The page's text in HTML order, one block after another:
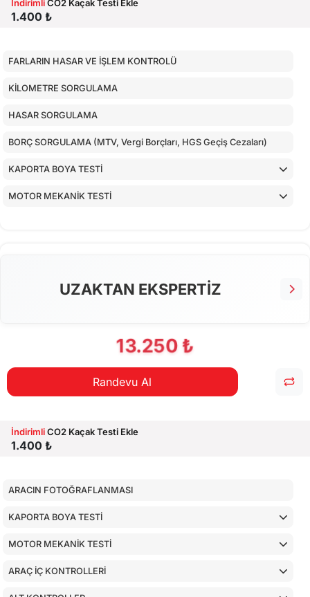
İndirimliCO2 Kaçak Testi Ekle
1.400 ₺
FARLARIN HASAR VE İŞLEM KONTROLÜ
KİLOMETRE SORGULAMA
HASAR SORGULAMA
BORÇ SORGULAMA (MTV, Vergi Borçları, HGS Geçiş Cezaları)
KAPORTA BOYA TESTİ
MOTOR MEKANİK TESTİ
UZAKTAN EKSPERTİZ
13.250 ₺
Randevu Al
İndirimliCO2 Kaçak Testi Ekle
1.400 ₺
ARACIN FOTOĞRAFLANMASI
KAPORTA BOYA TESTİ
MOTOR MEKANİK TESTİ
ARAÇ İÇ KONTROLLERİ